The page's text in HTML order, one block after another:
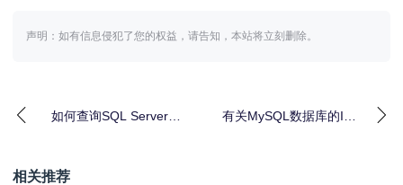
声明：如有信息侵犯了您的权益，请告知，本站将立刻删除。
如何查询SQL Server数
有关MySQL数据库的INI
相关推荐